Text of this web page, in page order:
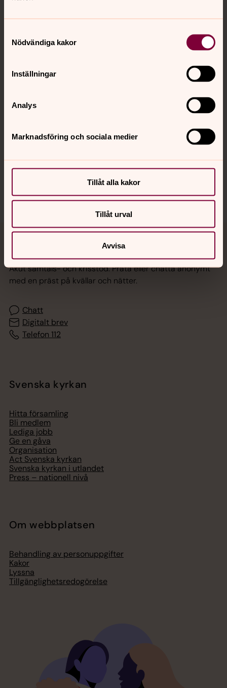
Nödvändiga kakor
Inställningar
Analys
Marknadsföring och sociala medier
Tillåt alla kakor
Tillåt urval
Avvisa
Sociala kanaler
Jourhavande präst
Akut samtals- och krisstöd. Prata eller chatta anonymt
med en präst på kvällar och nätter.
Chatt
Digitalt brev
Telefon 112
Svenska kyrkan
Hitta församling
Bli medlem
Lediga jobb
Ge en gåva
Organisation
Act Svenska kyrkan
Svenska kyrkan i utlandet
Press – nationell nivå
Om webbplatsen
Behandling av personuppgifter
Kakor
Lyssna
Tillgänglighetsredogörelse